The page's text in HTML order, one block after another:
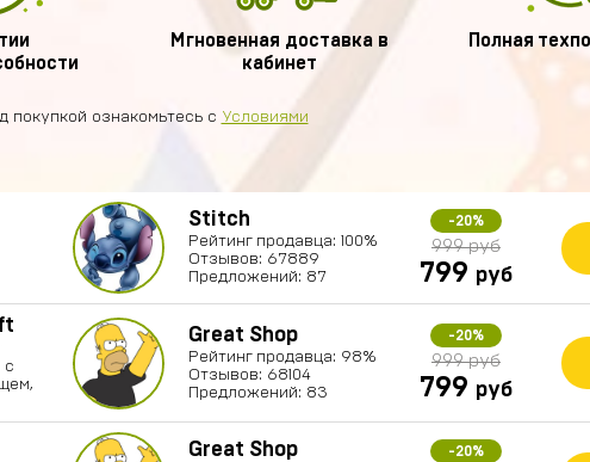
Мгновенная доставка в
кабинет
Полная
покупкой ознакомьтесь с Условиями
Stitch
Рейтинг продавца: 100%
Отзывов: 67889
Предложений: 87
-20%
999 руб
799 руб
с
Great Shop
Рейтинг продавца: 98%
Отзывов: 68104
Предложений: 83
-20%
999 руб
799 руб
Great Shop -20%